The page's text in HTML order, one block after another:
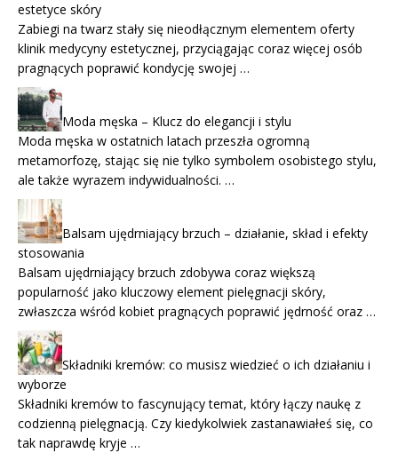
estetyce skóry
Zabiegi na twarz stały się nieodłącznym elementem oferty
klinik medycyny estetycznej, przyciągając coraz więcej osób
pragnących poprawić kondycję swojej …
Moda męska – Klucz do elegancji i stylu
Moda męska w ostatnich latach przeszła ogromną
metamorfozę, stając się nie tylko symbolem osobistego stylu,
ale także wyrazem indywidualności. …
Balsam ujędrniający brzuch – działanie, skład i efekty
stosowania
Balsam ujędrniający brzuch zdobywa coraz większą
popularność jako kluczowy element pielęgnacji skóry,
zwłaszcza wśród kobiet pragnących poprawić jędrność oraz …
Składniki kremów: co musisz wiedzieć o ich działaniu i
wyborze
Składniki kremów to fascynujący temat, który łączy naukę z
codzienną pielęgnacją. Czy kiedykolwiek zastanawiałeś się, co
tak naprawdę kryje …